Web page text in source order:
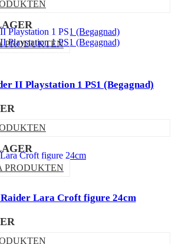
PRODUKTEN
II Playstation 1 PS1 (Begagnad)
PRODUKTEN
Raider Lara Croft figure 24cm